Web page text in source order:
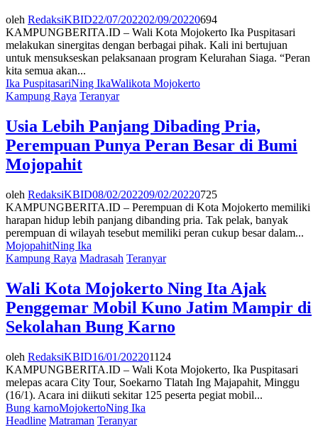
oleh RedaksiKBID22/07/202202/09/20220694
KAMPUNGBERITA.ID – Wali Kota Mojokerto Ika Puspitasari
melakukan sinergitas dengan berbagai pihak. Kali ini bertujuan
untuk mensukseskan pelaksanaan program Kelurahan Siaga. “Peran
kita semua akan...
Ika PuspitasariNing IkaWalikota Mojokerto
Kampung Raya Teranyar
Usia Lebih Panjang Dibading Pria,
Perempuan Punya Peran Besar di Bumi
Mojopahit
oleh RedaksiKBID08/02/202209/02/20220725
KAMPUNGBERITA.ID – Perempuan di Kota Mojokerto memiliki
harapan hidup lebih panjang dibanding pria. Tak pelak, banyak
perempuan di wilayah tesebut memiliki peran cukup besar dalam...
MojopahitNing Ika
Kampung Raya Madrasah Teranyar
Wali Kota Mojokerto Ning Ita Ajak
Penggemar Mobil Kuno Jatim Mampir di
Sekolahan Bung Karno
oleh RedaksiKBID16/01/202201124
KAMPUNGBERITA.ID – Wali Kota Mojokerto, Ika Puspitasari
melepas acara City Tour, Soekarno Tlatah Ing Majapahit, Minggu
(16/1). Acara ini diikuti sekitar 125 peserta pegiat mobil...
Bung karnoMojokertoNing Ika
Headline Matraman Teranyar